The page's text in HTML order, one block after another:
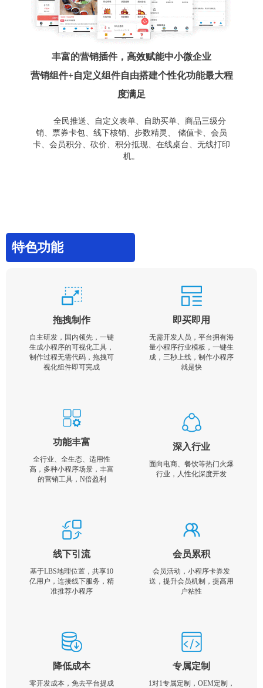
丰富的营销插件，高效赋能中小微企业
营销组件+自定义组件自由搭建个性化功能最大程
度满足
全民推送、自定义表单、自助买单、商品三级分
销、票券卡包、线下核销、步数精灵、 储值卡、会员
卡、会员积分、砍价、积分抵现、在线桌台、无线打印
机。
特色功能
拖拽制作
自主研发，国内领先，一键
生成小程序的可视化工具，
制作过程无需代码，拖拽可
视化组件即可完成
即买即用
无需开发人员，平台拥有海
量小程序行业模板，一键生
成，三秒上线，制作小程序
就是快
功能丰富
全行业、全生态、适用性
高，多种小程序场景，丰富
的营销工具，N倍盈利
深入行业
面向电商、餐饮等热门火爆
行业，人性化深度开发
线下引流
基于LBS地理位置，共享10
亿用户，连接线下服务，精
准推荐小程序
会员累积
会员活动，小程序卡券发
送，提升会员机制，提高用
户粘性
降低成本
零开发成本，免去平台提成
专属定制
1对1专属定制，OEM定制，